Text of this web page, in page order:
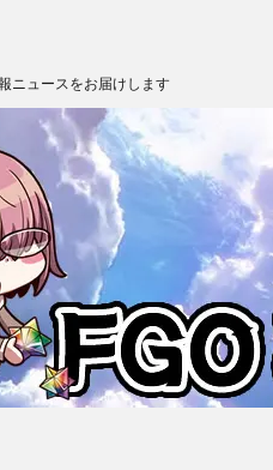
ニュースをお届けします